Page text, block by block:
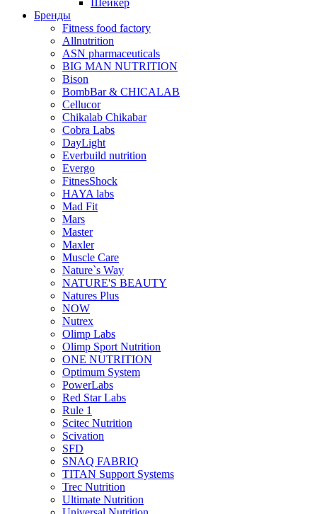
Бренды
Fitness food factory
Allnutrition
ASN pharmaceuticals
BIG MAN NUTRITION
Bison
BombBar & CHICALAB
Cellucor
Chikalab Chikabar
Cobra Labs
DayLight
Everbuild nutrition
Evergo
FitnesShock
HAYA labs
Mad Fit
Mars
Master
Maxler
Muscle Care
Nature`s Way
NATURE'S BEAUTY
Natures Plus
NOW
Nutrex
Olimp Labs
Olimp Sport Nutrition
ONE NUTRITION
Optimum System
PowerLabs
Red Star Labs
Rule 1
Scitec Nutrition
Scivation
SFD
SNAQ FABRIQ
TITAN Support Systems
Trec Nutrition
Ultimate Nutrition